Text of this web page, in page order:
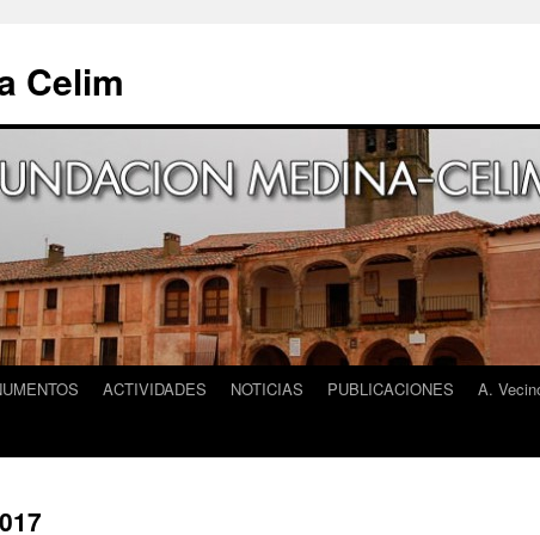
Celim
ACTIVIDADES NOTICIAS PUBLICACIONES A.